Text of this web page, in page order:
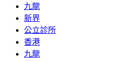
九龍
新界
公立診所
香港
九龍